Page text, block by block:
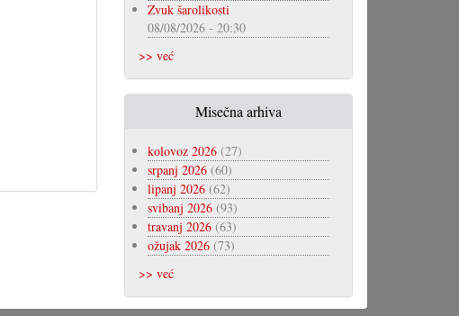
Zvuk šarolikosti
08/08/2026 - 20:30
>> već
Misečna arhiva
kolovoz 2026(27)
srpanj 2026(60)
lipanj 2026(62)
svibanj 2026(93)
travanj 2026(63)
ožujak 2026(73)
>> već